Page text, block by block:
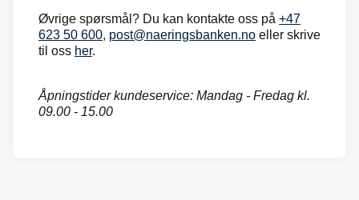
Øvrige spørsmål? Du kan kontakte oss på +47
623 50 600, post@naeringsbanken.no eller skrive
til oss her.
Åpningstider kundeservice: Mandag - Fredag kl.
09.00 - 15.00